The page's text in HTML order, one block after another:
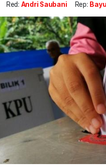
Red: Andri Saubani Rep: